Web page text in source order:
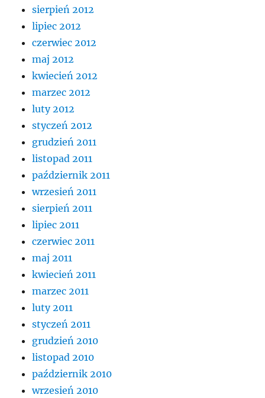
sierpień 2012
lipiec 2012
czerwiec 2012
maj 2012
kwiecień 2012
marzec 2012
luty 2012
styczeń 2012
grudzień 2011
listopad 2011
październik 2011
wrzesień 2011
sierpień 2011
lipiec 2011
czerwiec 2011
maj 2011
kwiecień 2011
marzec 2011
luty 2011
styczeń 2011
grudzień 2010
listopad 2010
październik 2010
wrzesień 2010